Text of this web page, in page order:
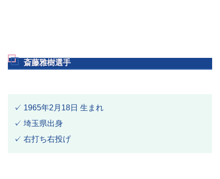
斎藤雅樹選手
✓ 1965年2月18日 生まれ
✓ 埼玉県出身
✓ 右打ち右投げ